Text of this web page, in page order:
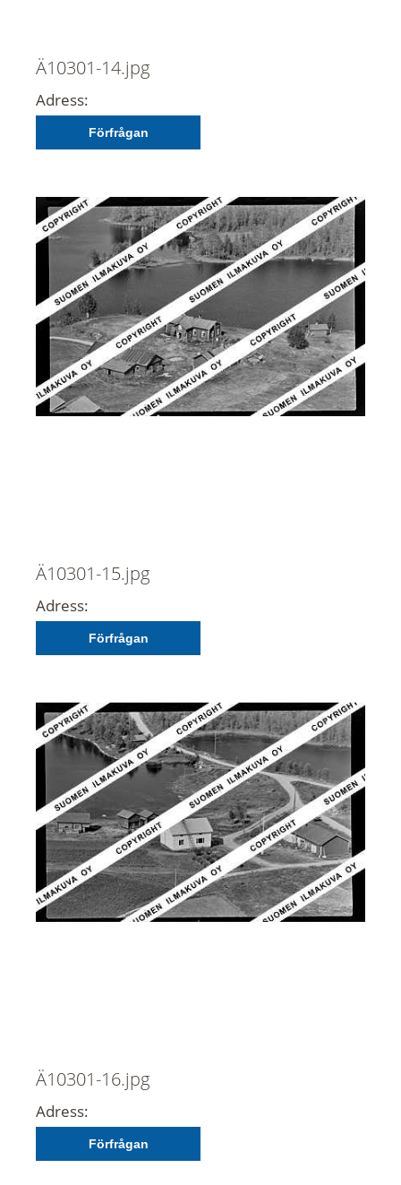
Ä10301-14.jpg
Adress:
Förfrågan
Ä10301-15.jpg
Adress:
Förfrågan
Ä10301-16.jpg
Adress:
Förfrågan